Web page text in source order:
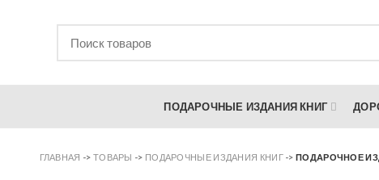
ПОДАРОЧНЫЕ ИЗДАНИЯ КНИГ
ГЛАВНАЯ -> ТОВАРЫ -> ПОДАРОЧНЫЕ ИЗДАНИЯ КНИГ->ПОДАРОЧНОЕ